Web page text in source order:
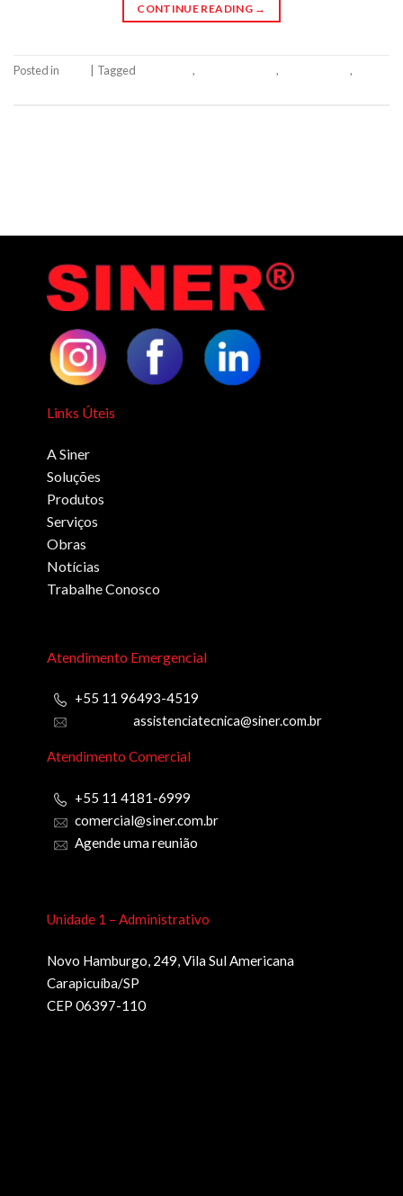
CONTINUE READING →
Posted in Tagged , , ,
Links Úteis
A Siner
Soluções
Produtos
Serviços
Obras
Notícias
Trabalhe Conosco
Atendimento Emergencial
+55 11 96493-4519
assistenciatecnica@siner.com.br
Atendimento Comercial
+55 11 4181-6999
comercial@siner.com.br
Agende uma reunião
Unidade 1 – Administrativo
Novo Hamburgo, 249, Vila Sul Americana
Carapicuíba/SP
CEP 06397-110